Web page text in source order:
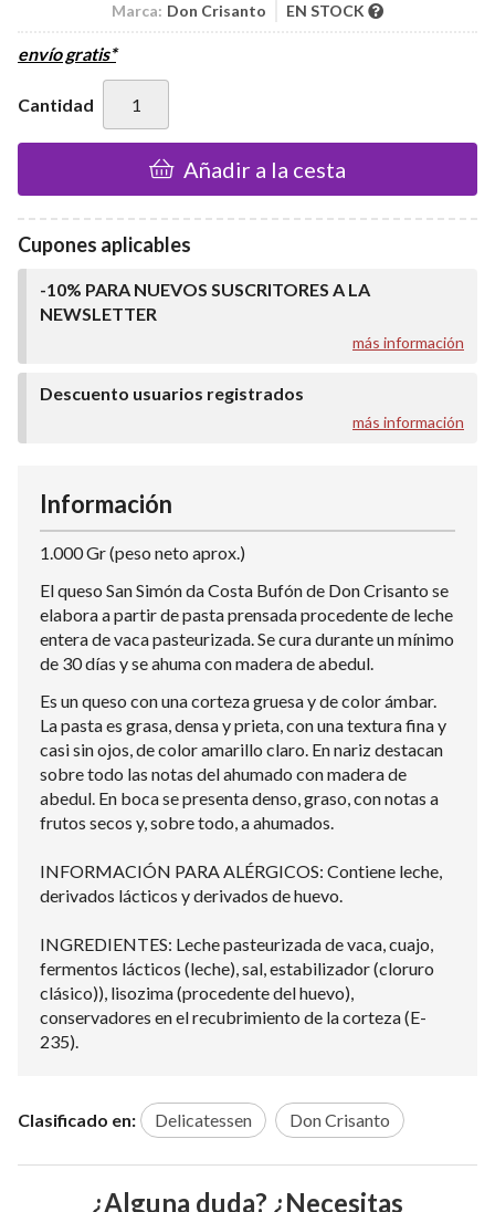
Marca: Don Crisanto EN STOCK
envío gratis*
Cantidad
Añadir a la cesta
Cupones aplicables
-10% PARA NUEVOS SUSCRITORES A LA
NEWSLETTER
más información
Descuento usuarios registrados
más información
Información
1.000 Gr (peso neto aprox.)
El queso San Simón da Costa Bufón de Don Crisanto se
elabora a partir de pasta prensada procedente de leche
entera de vaca pasteurizada. Se cura durante un mínimo
de 30 días y se ahuma con madera de abedul.
Es un queso con una corteza gruesa y de color ámbar.
La pasta es grasa, densa y prieta, con una textura fina y
casi sin ojos, de color amarillo claro. En nariz destacan
sobre todo las notas del ahumado con madera de
abedul. En boca se presenta denso, graso, con notas a
frutos secos y, sobre todo, a ahumados.
INFORMACIÓN PARA ALÉRGICOS: Contiene leche,
derivados lácticos y derivados de huevo.
INGREDIENTES: Leche pasteurizada de vaca, cuajo,
fermentos lácticos (leche), sal, estabilizador (cloruro
clásico)), lisozima (procedente del huevo),
conservadores en el recubrimiento de la corteza (E-
235).
Clasificado en: Delicatessen Don Crisanto
¿Alguna duda? ¿Necesitas